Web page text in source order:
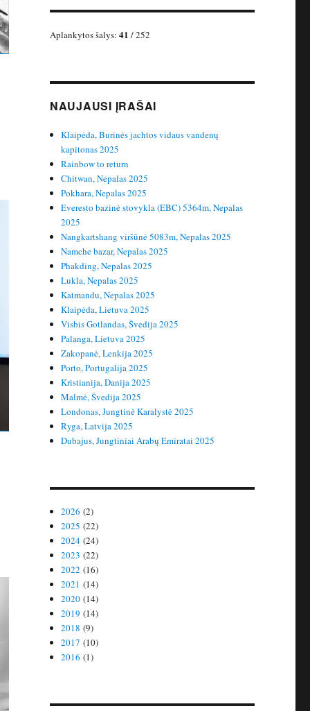
Aplankytos šalys: 41 / 252
NAUJAUSI ĮRAŠAI
Klaipėda, Burinės jachtos vidaus vandenų
kapitonas 2025
Rainbow to return
Chitwan, Nepalas 2025
Pokhara, Nepalas 2025
Everesto bazinė stovykla (EBC) 5364m, Nepalas
2025
Nangkartshang viršūnė 5083m, Nepalas 2025
Namche bazar, Nepalas 2025
Phakding, Nepalas 2025
Lukla, Nepalas 2025
Katmandu, Nepalas 2025
Klaipėda, Lietuva 2025
Visbis Gotlandas, Švedija 2025
Palanga, Lietuva 2025
Zakopanė, Lenkija 2025
Porto, Portugalija 2025
Kristianija, Danija 2025
Malmė, Švedija 2025
Londonas, Jungtinė Karalystė 2025
Ryga, Latvija 2025
Dubajus, Jungtiniai Arabų Emiratai 2025
2026 (2)
2025 (22)
2024 (24)
2023 (22)
2022 (16)
2021 (14)
2020 (14)
2019 (14)
2018 (9)
2017 (10)
2016 (1)